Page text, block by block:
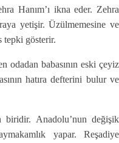
Hanım’ı ikna eder. Zehra
yetişir. Üzülmemesine ve
tepki gösterir.
odadan babasının eski çeyiz
hatıra defterini bulur ve
biridir. Anadolu’nun değişik
yapar. Reşadiye